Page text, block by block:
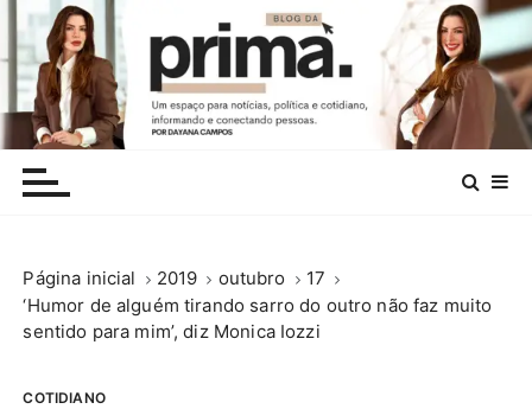
Página inicial 2019 outubro
17
‘Humor de alguém tirando sarro do outro não faz muito
sentido para mim’, diz Monica Iozzi
COTIDIANO